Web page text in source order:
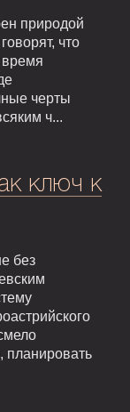
природой
что
время
черты
ч...
ключ к
без
планировать